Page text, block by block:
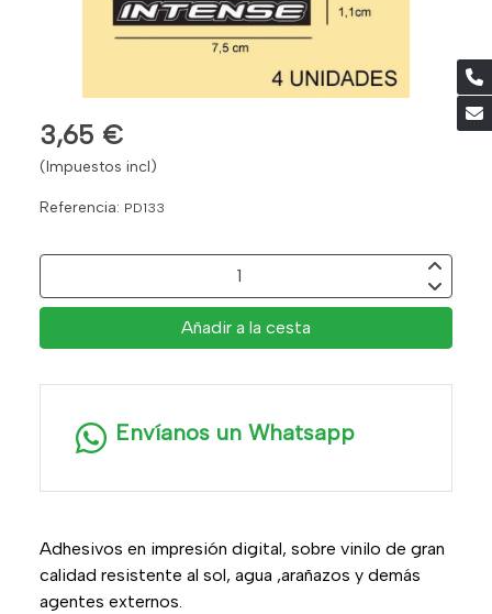
3,65 €
(Impuestos incl)
Referencia: PD133
Añadir a la cesta
Envíanos un Whatsapp
Adhesivos en impresión digital, sobre vinilo de gran
calidad resistente al sol, agua ,arañazos y demás
agentes externos.